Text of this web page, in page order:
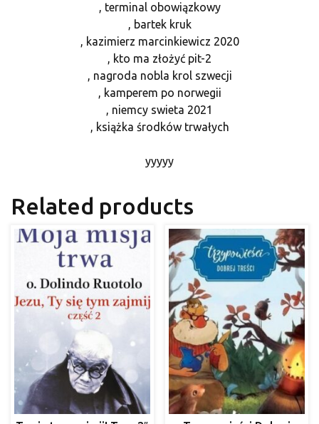
, terminal obowiązkowy
, bartek kruk
, kazimierz marcinkiewicz 2020
, kto ma złożyć pit-2
, nagroda nobla krol szwecji
, kamperem po norwegii
, niemcy swieta 2021
, książka środków trwałych
yyyyy
Related products